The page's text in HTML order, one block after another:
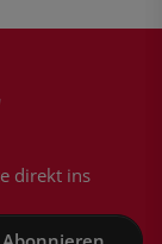
direkt ins